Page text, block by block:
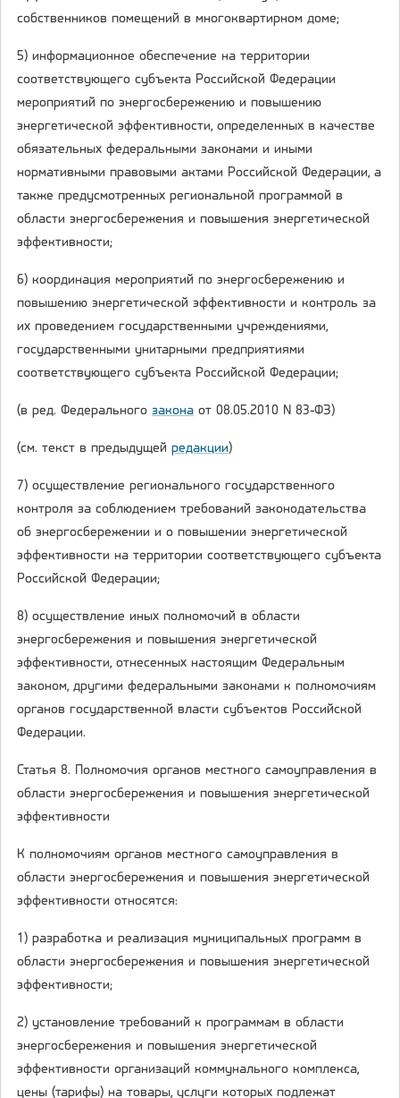
собственников помещений в многоквартирном доме;
5) информационное обеспечение на территории
соответствующего субъекта Российской Федерации
мероприятий по энергосбережению и повышению
энергетической эффективности, определенных в качестве
обязательных федеральными законами и иными
нормативными правовыми актами Российской Федерации, а
также предусмотренных региональной программой в
области энергосбережения и повышения энергетической
эффективности;
6) координация мероприятий по энергосбережению и
повышению энергетической эффективности и контроль за
их проведением государственными учреждениями,
государственными унитарными предприятиями
соответствующего субъекта Российской Федерации;
(в ред. Федерального закона от 08.05.2010 N 83-ФЗ)
(см. текст в предыдущей редакции)
7) осуществление регионального государственного
контроля за соблюдением требований законодательства
об энергосбережении и о повышении энергетической
эффективности на территории соответствующего субъекта
Российской Федерации;
8) осуществление иных полномочий в области
энергосбережения и повышения энергетической
эффективности, отнесенных настоящим Федеральным
законом, другими федеральными законами к полномочиям
органов государственной власти субъектов Российской
Федерации.
Статья 8. Полномочия органов местного самоуправления в
области энергосбережения и повышения энергетической
эффективности
К полномочиям органов местного самоуправления в
области энергосбережения и повышения энергетической
эффективности относятся:
1) разработка и реализация муниципальных программ в
области энергосбережения и повышения энергетической
эффективности;
2) установление требований к программам в области
энергосбережения и повышения энергетической
эффективности организаций коммунального комплекса,
цены (тарифы) на товары, услуги которых подлежат